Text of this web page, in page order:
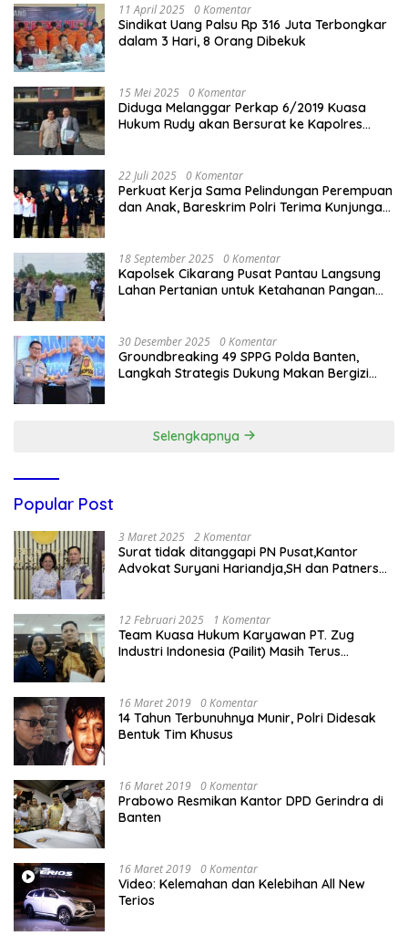
11 April 2025 0 Komentar
Sindikat Uang Palsu Rp 316 Juta Terbongkar
dalam 3 Hari, 8 Orang Dibekuk
15 Mei 2025 0 Komentar
Diduga Melanggar Perkap 6/2019 Kuasa
Hukum Rudy akan Bersurat ke Kapolres
22 Juli 2025 0 Komentar
Perkuat Kerja Sama Pelindungan Perempuan
dan Anak, Bareskrim Polri Terima Kunjungan
18 September 2025 0 Komentar
Kapolsek Cikarang Pusat Pantau Langsung
Lahan Pertanian untuk Ketahanan Pangan
30 Desember 2025 0 Komentar
Groundbreaking 49 SPPG Polda Banten,
Langkah Strategis Dukung Makan Bergizi
Selengkapnya
Popular Post
3 Maret 2025 2 Komentar
Surat tidak ditanggapi PN Pusat,Kantor
Advokat Suryani Hariandja,SH dan Patners
12 Februari 2025 1 Komentar
Team Kuasa Hukum Karyawan PT. Zug
Industri Indonesia (Pailit) Masih Terus
16 Maret 2019 0 Komentar
14 Tahun Terbunuhnya Munir, Polri Didesak
Bentuk Tim Khusus
16 Maret 2019 0 Komentar
Prabowo Resmikan Kantor DPD Gerindra di
Banten
16 Maret 2019 0 Komentar
Video: Kelemahan dan Kelebihan All New
Terios